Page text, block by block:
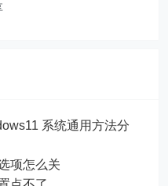
系统通用方法分
项怎么关